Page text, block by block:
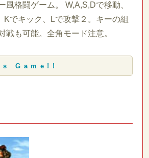
格闘ゲーム。 W,A,S,Dで移動、
でキック、Lで攻撃２。キーの組
も可能。全角モード注意。
Game!!